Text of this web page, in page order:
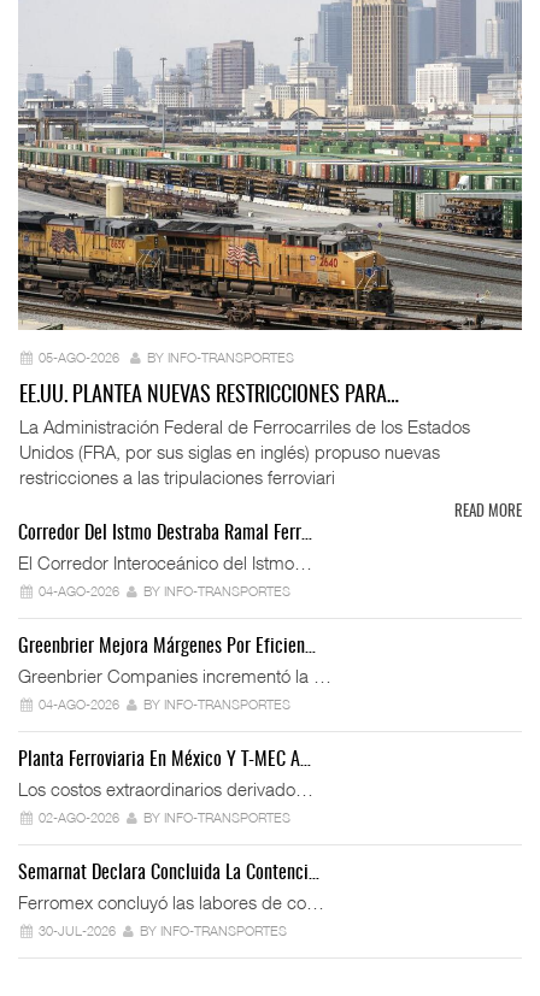
05-AGO-2026 BY INFO-TRANSPORTES
EE.UU. PLANTEA NUEVAS RESTRICCIONES PARA…
La Administración Federal de Ferrocarriles de los Estados
Unidos (FRA, por sus siglas en inglés) propuso nuevas
restricciones a las tripulaciones ferroviari
READ MORE
Corredor Del Istmo Destraba Ramal Ferr…
El Corredor Interoceánico del Istmo…
04-AGO-2026 BY INFO-TRANSPORTES
Greenbrier Mejora Márgenes Por Eficien…
Greenbrier Companies incrementó la …
04-AGO-2026 BY INFO-TRANSPORTES
Planta Ferroviaria En México Y T-MEC A…
Los costos extraordinarios derivado…
02-AGO-2026 BY INFO-TRANSPORTES
Semarnat Declara Concluida La Contenci…
Ferromex concluyó las labores de co…
30-JUL-2026 BY INFO-TRANSPORTES